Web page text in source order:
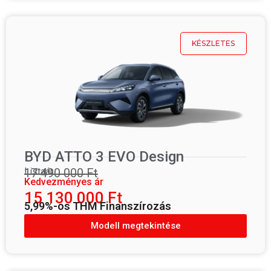
KÉSZLETES
BYD ATTO 3 EVO Design
Listaár
17 490 000 Ft
Kedvezményes ár
15 130 000 Ft
5,99%-os THM Finanszírozás
Modell megtekintése